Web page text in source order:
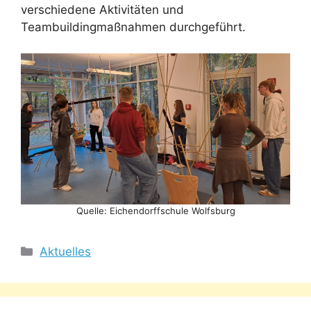
verschiedene Aktivitäten und
Teambuildingmaßnahmen durchgeführt.
Quelle: Eichendorffschule Wolfsburg
Kategorien
Aktuelles